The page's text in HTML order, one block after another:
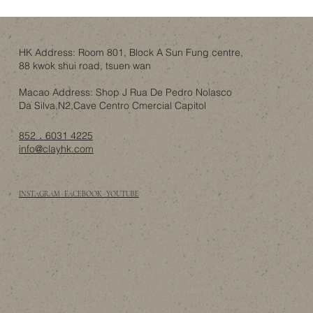
Billy 書櫃改造，最難搞嘅唔係書櫃，而係
一家人嘅共識
HK Address: Room 801, Block A Sun Fung centre,
88 kwok shui road, tsuen wan
Macao Address: Shop J Rua De Pedro Nolasco
Da Silva,N2,Cave Centro Cmercial Capitol
852．6031 4225
info@clayhk.com
INSTAGRAM · FACEBOOK · YOUTUBE